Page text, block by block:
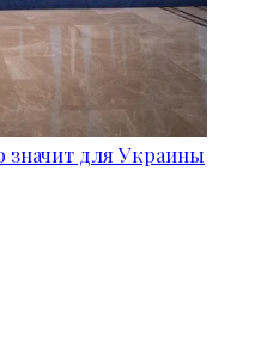
значит для Украины